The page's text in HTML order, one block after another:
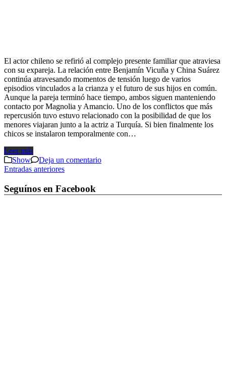
El actor chileno se refirió al complejo presente familiar que atraviesa
con su expareja. La relación entre Benjamín Vicuña y China Suárez
continúa atravesando momentos de tensión luego de varios
episodios vinculados a la crianza y el futuro de sus hijos en común.
Aunque la pareja terminó hace tiempo, ambos siguen manteniendo
contacto por Magnolia y Amancio. Uno de los conflictos que más
repercusión tuvo estuvo relacionado con la posibilidad de que los
menores viajaran junto a la actriz a Turquía. Si bien finalmente los
chicos se instalaron temporalmente con…
Leer más
Show
Deja un comentario
Navegación
de
entradas
Entradas anteriores
Seguínos en Facebook